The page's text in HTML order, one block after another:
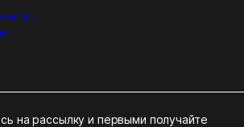
и ПО
на рассылку и первыми получайте